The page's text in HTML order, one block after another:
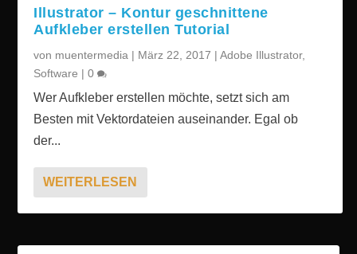
Illustrator – Kontur geschnittene
Aufkleber erstellen Tutorial
von muentermedia | März 22, 2017 |Adobe Illustrator,
Software |0
Wer Aufkleber erstellen möchte, setzt sich am
Besten mit Vektordateien auseinander. Egal ob
der...
WEITERLESEN